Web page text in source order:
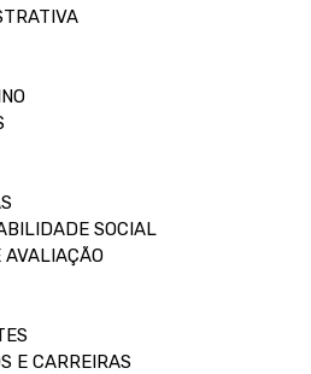
SOCIAL
AVALIAÇÃO
E CARREIRAS